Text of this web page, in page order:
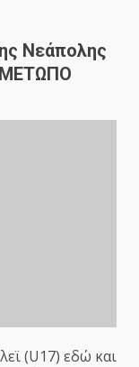
Νεάπολης
ΜΕΤΩΠΟ
(U17) εδώ και